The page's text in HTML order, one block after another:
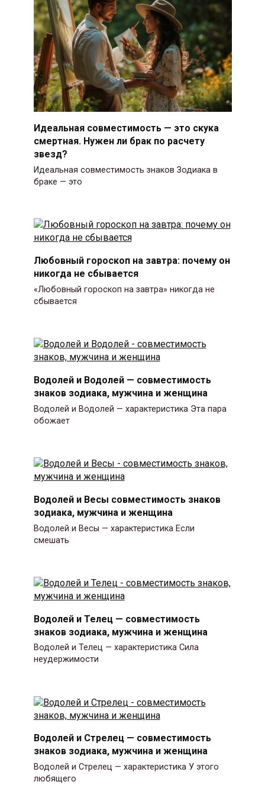
Идеальная совместимость — это скука
смертная. Нужен ли брак по расчету
звезд?
Идеальная совместимость знаков Зодиака в
браке — это
Любовный гороскоп на завтра: почему он
никогда не сбывается
«Любовный гороскоп на завтра» никогда не
сбывается
Водолей и Водолей — совместимость
знаков зодиака, мужчина и женщина
Водолей и Водолей — характеристика Эта пара
обожает
Водолей и Весы совместимость знаков
зодиака, мужчина и женщина
Водолей и Весы — характеристика Если
смешать
Водолей и Телец — совместимость
знаков зодиака, мужчина и женщина
Водолей и Телец — характеристика Сила
неудержимости
Водолей и Стрелец — совместимость
знаков зодиака, мужчина и женщина
Водолей и Стрелец — характеристика У этого
любящего